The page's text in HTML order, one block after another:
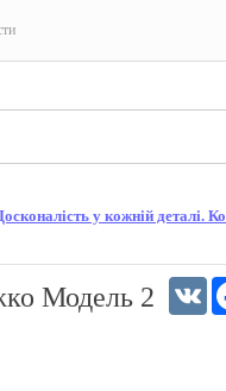
у кожній деталі.
Модель 2